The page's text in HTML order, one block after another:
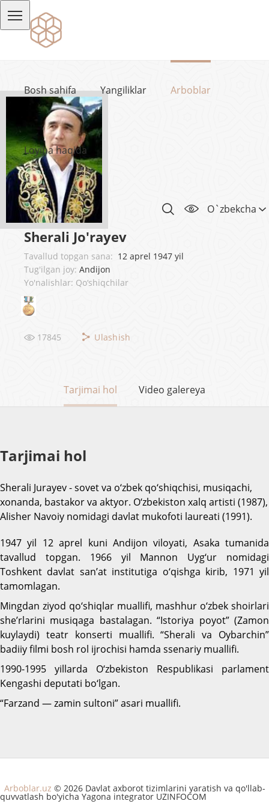
Bosh sahifa Yangiliklar Arboblar
Loyiha haqida
O`zbekcha
Sherali Jo'rayev
Tavallud topgan sana: 12 aprel 1947 yil
Tug'ilgan joy: Andijon
Yo'nalishlar: Qo‘shiqchilar
17845 Ulashish
Tarjimai hol Video galereya
Tarjimai hol
Sherali Jurayev - sovet va o‘zbek qo‘shiqchisi, musiqachi,
xonanda, bastakor va aktyor. O‘zbekiston xalq artisti (1987),
Alisher Navoiy nomidagi davlat mukofoti laureati (1991).
1947 yil 12 aprel kuni Andijon viloyati, Asaka tumanida
tavallud topgan. 1966 yil Mannon Uyg‘ur nomidagi
Toshkent davlat san’at institutiga o‘qishga kirib, 1971 yil
tamomlagan.
Mingdan ziyod qo‘shiqlar muallifi, mashhur o‘zbek shoirlari
she’rlarini musiqaga bastalagan. “Istoriya poyot” (Zamon
kuylaydi) teatr konserti muallifi. “Sherali va Oybarchin”
badiiy filmi bosh rol ijrochisi hamda ssenariy muallifi.
1990-1995 yillarda O‘zbekiston Respublikasi parlament
Kengashi deputati bo‘lgan.
“Farzand — zamin sultoni” asari muallifi.
Arboblar.uz © 2026 Davlat axborot tizimlarini yaratish va qo'llab-
quvvatlash bo'yicha Yagona integrator UZINFOCOM